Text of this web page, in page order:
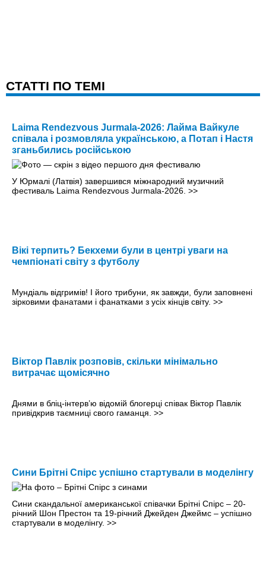
CТАТТІ ПО ТЕМІ
Laima Rendezvous Jurmala-2026: Лайма Вайкуле
співала і розмовляла українською, а Потап і Настя
зганьбились російською
У Юрмалі (Латвія) завершився міжнародний музичний
фестиваль Laima Rendezvous Jurmala-2026. >>
Вікі терпить? Бекхеми були в центрі уваги на
чемпіонаті світу з футболу
Мундіаль відгримів! І його трибуни, як завжди, були заповнені
зірковими фанатами і фанатками з усіх кінців світу. >>
Віктор Павлік розповів, скільки мінімально
витрачає щомісячно
Днями в бліц-інтер­в’ю відомій блогерці співак Віктор Павлік
привідкрив таємниці свого гаманця. >>
Сини Брітні Спірс успішно стартували в моделінгу
Сини скандальної американської співачки Брітні Спірс – 20-
річний Шон Престон та 19-річний Джейден Джеймс – успішно
стартували в моделінгу. >>